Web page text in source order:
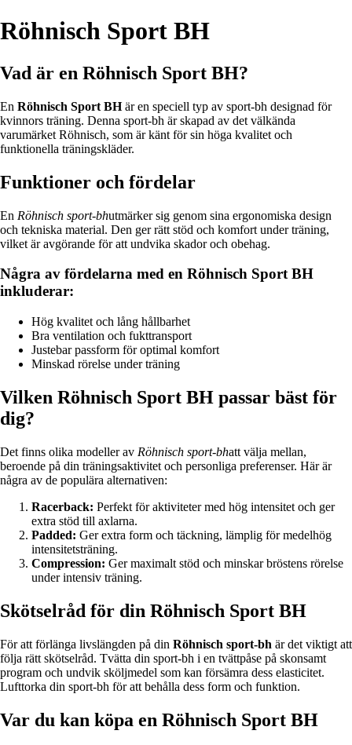
Röhnisch Sport BH
Vad är en Röhnisch Sport BH?
En Röhnisch Sport BHär en speciell typ av sport-bh designad för
kvinnors träning. Denna sport-bh är skapad av det välkända
varumärket Röhnisch, som är känt för sin höga kvalitet och
funktionella träningskläder.
Funktioner och fördelar
En Röhnisch sport-bhutmärker sig genom sina ergonomiska design
och tekniska material. Den ger rätt stöd och komfort under träning,
vilket är avgörande för att undvika skador och obehag.
Några av fördelarna med en Röhnisch Sport BH
inkluderar:
Hög kvalitet och lång hållbarhet
Bra ventilation och fukttransport
Justebar passform för optimal komfort
Minskad rörelse under träning
Vilken Röhnisch Sport BH passar bäst för
dig?
Det finns olika modeller av Röhnisch sport-bhatt välja mellan,
beroende på din träningsaktivitet och personliga preferenser. Här är
några av de populära alternativen:
Racerback: Perfekt för aktiviteter med hög intensitet och ger
extra stöd till axlarna.
Padded: Ger extra form och täckning, lämplig för medelhög
intensitetsträning.
Compression: Ger maximalt stöd och minskar bröstens rörelse
under intensiv träning.
Skötselråd för din Röhnisch Sport BH
För att förlänga livslängden på din Röhnisch sport-bh är det viktigt att
följa rätt skötselråd. Tvätta din sport-bh i en tvättpåse på skonsamt
program och undvik sköljmedel som kan försämra dess elasticitet.
Lufttorka din sport-bh för att behålla dess form och funktion.
Var du kan köpa en Röhnisch Sport BH